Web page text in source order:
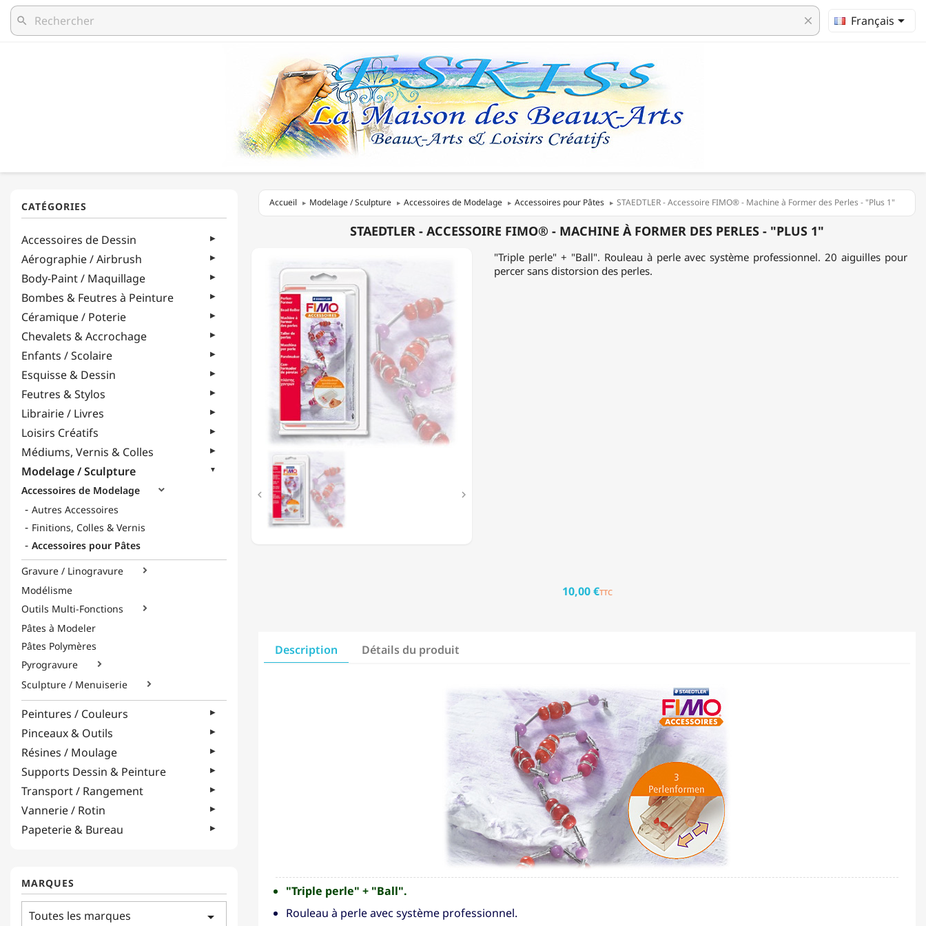
search clear Français
Accessoires de Dessin
Aérographie / Airbrush
Body-Paint / Maquillage
Bombes & Feutres à Peinture
Céramique / Poterie
Chevalets & Accrochage
Enfants / Scolaire
Esquisse & Dessin
Feutres & Stylos
Librairie / Livres
Loisirs Créatifs
Médiums, Vernis & Colles
Modelage / Sculpture
Accessoires de Modelage 
Autres Accessoires
Finitions, Colles & Vernis
Accessoires pour Pâtes
Gravure / Linogravure

Modélisme
Outils Multi-Fonctions

Pâtes à Modeler
Pâtes Polymères
Pyrogravure

Sculpture / Menuiserie 
Peintures / Couleurs
Pinceaux & Outils
Résines / Moulage
Supports Dessin & Peinture
Transport / Rangement
Vannerie / Rotin
Papeterie & Bureau
MARQUES
Toutes les marques arrow_drop_down
Accueil Modelage / Sculpture Accessoires de Modelage Accessoires pour Pâtes STAEDTLER - Accessoire FIMO® - Machine à Former des Perles - "Plus 1"
FIMO®
MACHINE
FORMER
DES
PERLES
"PLUS
STAEDTLER - ACCESSOIRE FIMO® - MACHINE À FORMER DES PERLES - "PLUS 1"
 
"Triple perle" + "Ball". Rouleau à perle avec système professionnel. 20 aiguilles pour
percer sans distorsion des perles.
10,00 €TTC
Description Détails du produit
"Triple perle" + "Ball".
Rouleau à perle avec système professionnel.